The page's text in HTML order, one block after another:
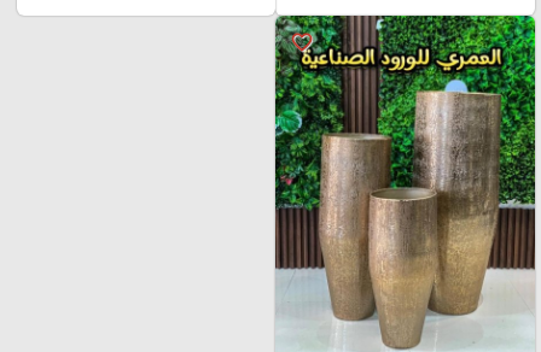
favorite_border